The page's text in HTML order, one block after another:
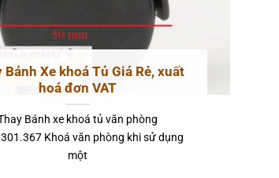
Bánh Xe khoá Tủ Giá Rẻ, xuất
hoá đơn VAT
Bánh xe khoá tủ văn phòng
Khoá văn phòng khi sử dụng
một